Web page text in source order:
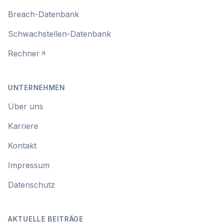
Breach-Datenbank
Schwachstellen-Datenbank
Rechner
UNTERNEHMEN
Über uns
Karriere
Kontakt
Impressum
Datenschutz
AKTUELLE BEITRÄGE